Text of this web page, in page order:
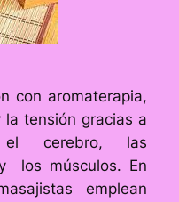
con aromaterapia,
tensión gracias a
cerebro, las
los músculos. En
emplean